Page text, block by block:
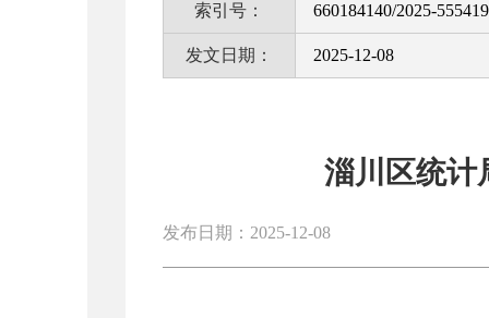
索引号： 660184140/2025-
发文日期： 2025-12-08
淄川区统计
发布日期：2025-12-08